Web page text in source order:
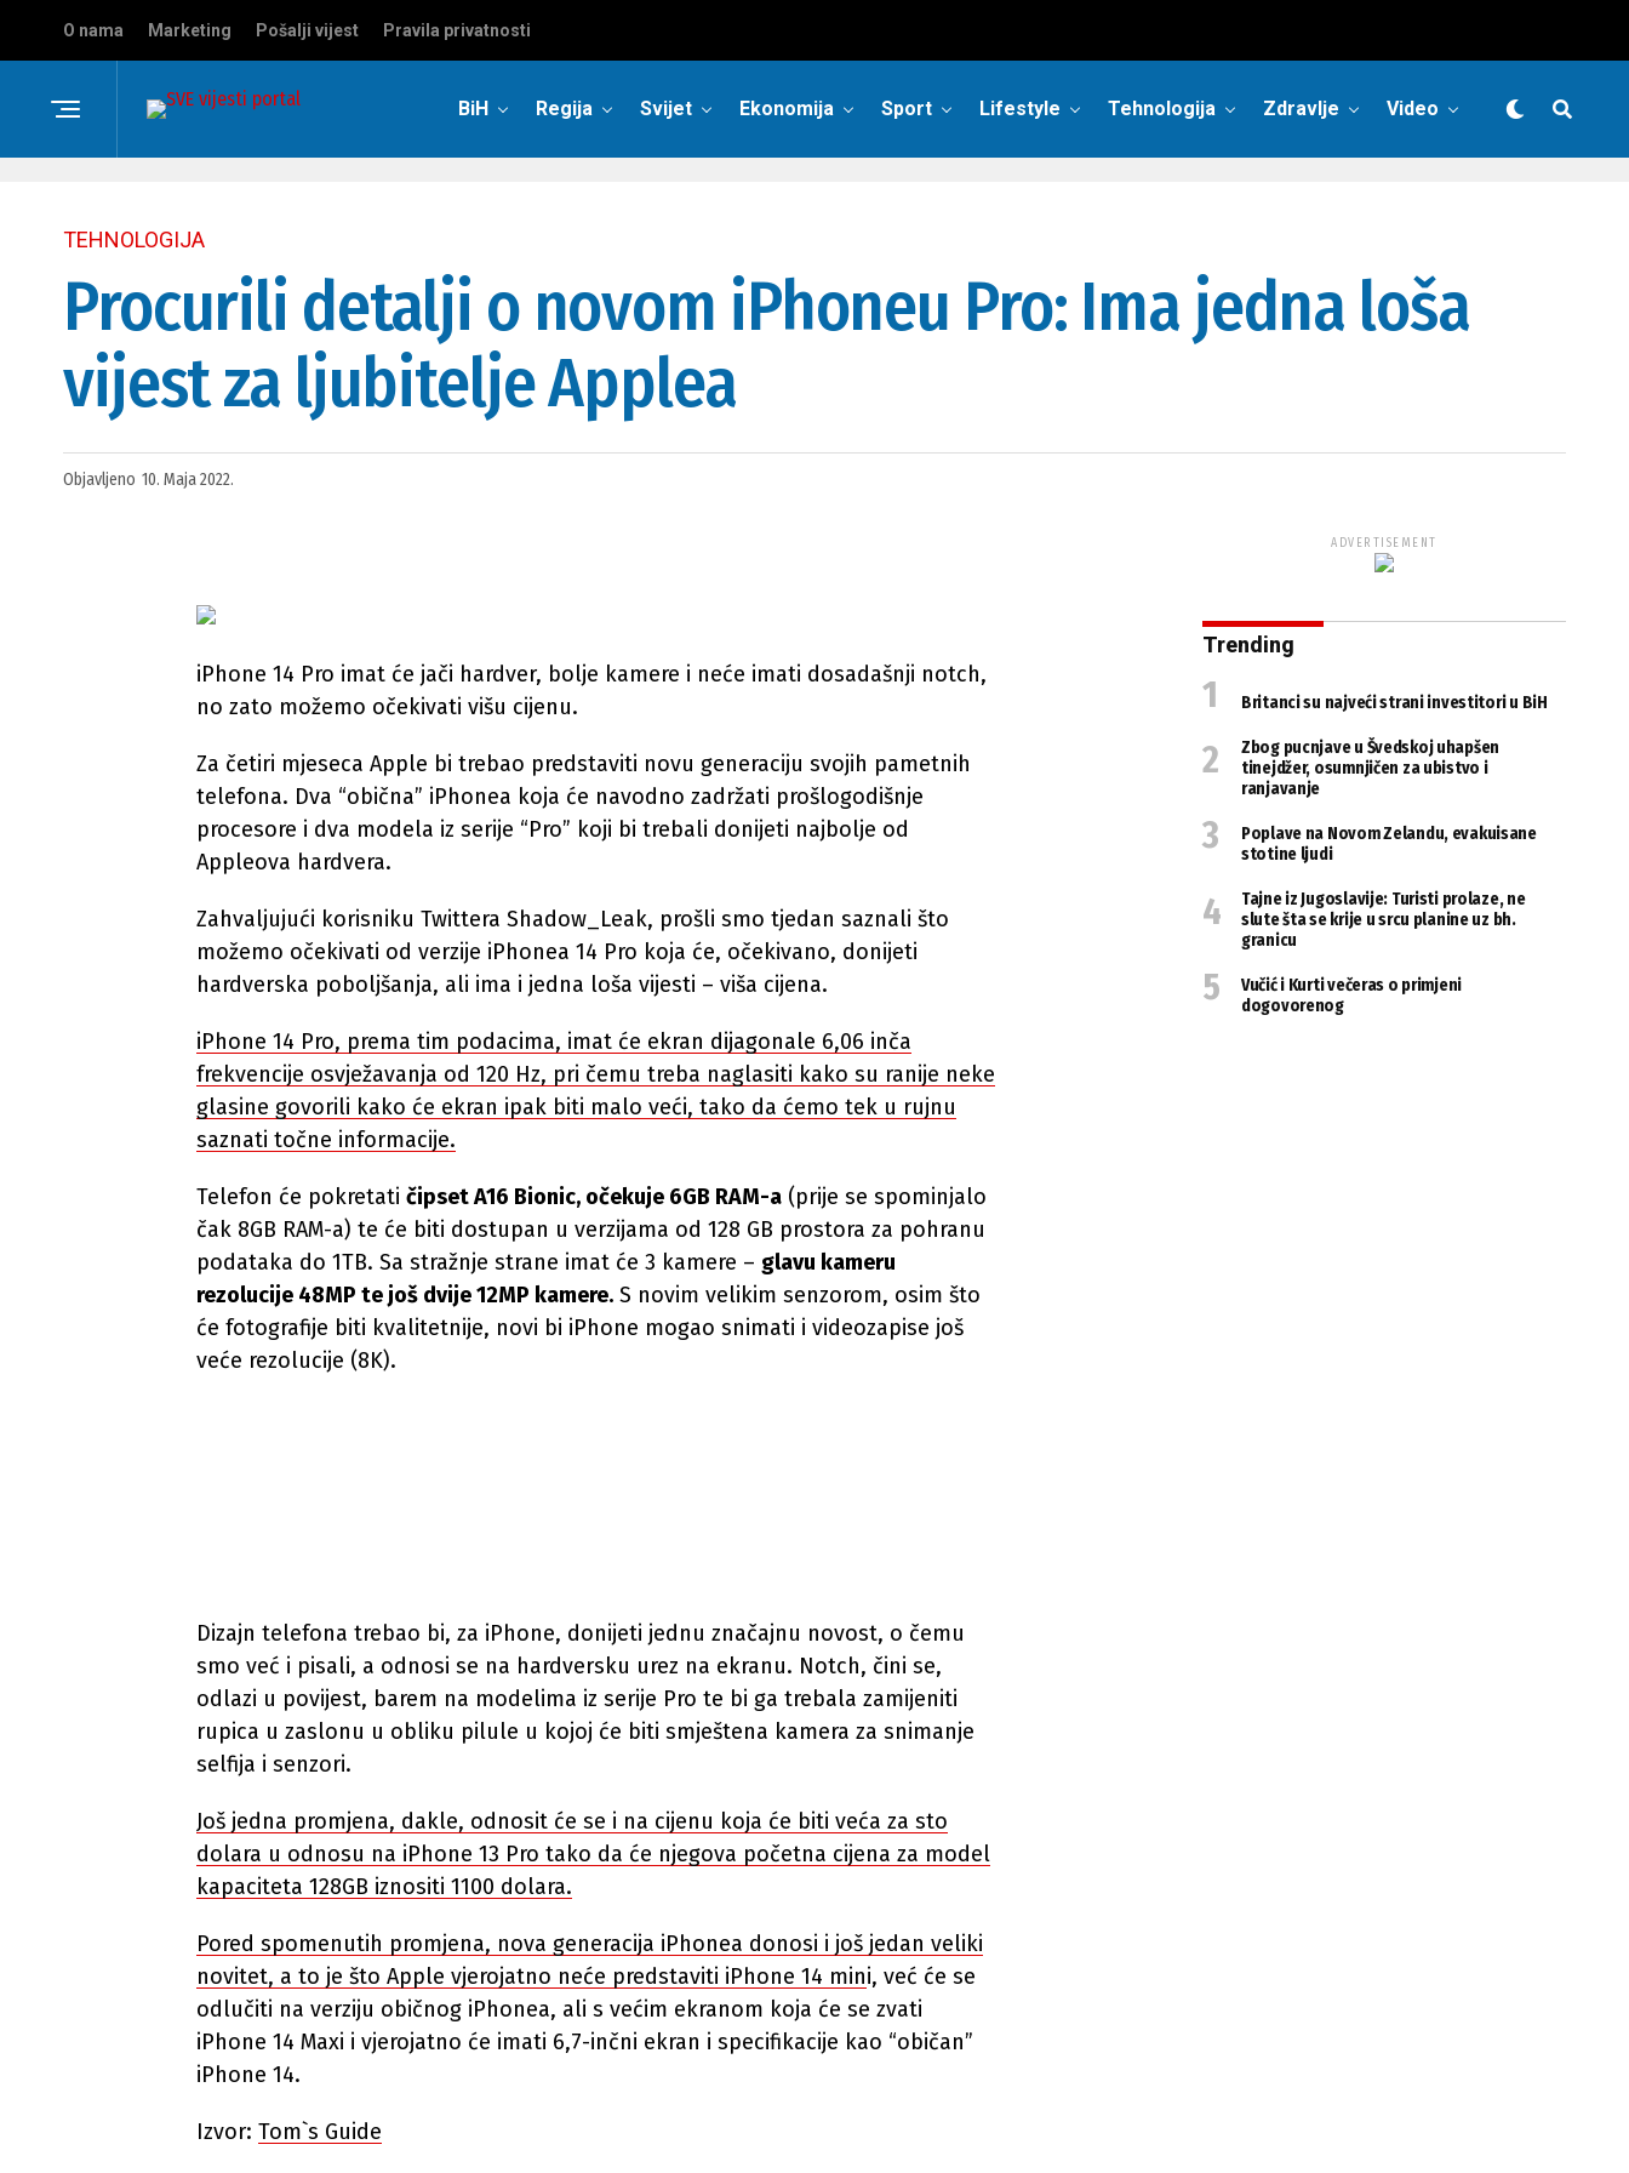
O nama Marketing Pošalji vijest Pravila privatnosti
BiH Regija Svijet Ekonomija Sport Lifestyle Tehnologija Zdravlje Video
TEHNOLOGIJA
Procurili detalji o novom iPhoneu Pro: Ima jedna loša
vijest za ljubitelje Applea
Objavljeno 10. Maja 2022.
iPhone 14 Pro imat će jači hardver, bolje kamere i neće imati dosadašnji notch,
no zato možemo očekivati višu cijenu.
Za četiri mjeseca Apple bi trebao predstaviti novu generaciju svojih pametnih
telefona. Dva “obična” iPhonea koja će navodno zadržati prošlogodišnje
procesore i dva modela iz serije “Pro” koji bi trebali donijeti najbolje od
Appleova hardvera.
Zahvaljujući korisniku Twittera Shadow_Leak, prošli smo tjedan saznali što
možemo očekivati od verzije iPhonea 14 Pro koja će, očekivano, donijeti
hardverska poboljšanja, ali ima i jedna loša vijesti – viša cijena.
iPhone 14 Pro, prema tim podacima, imat će ekran dijagonale 6,06 inča
frekvencije osvježavanja od 120 Hz, pri čemu treba naglasiti kako su ranije neke
glasine govorili kako će ekran ipak biti malo veći, tako da ćemo tek u rujnu
saznati točne informacije.
Telefon će pokretati čipset A16 Bionic, očekuje 6GB RAM-a (prije se spominjalo
čak 8GB RAM-a) te će biti dostupan u verzijama od 128 GB prostora za pohranu
podataka do 1TB. Sa stražnje strane imat će 3 kamere – glavu kameru
rezolucije 48MP te još dvije 12MP kamere. S novim velikim senzorom, osim što
će fotografije biti kvalitetnije, novi bi iPhone mogao snimati i videozapise još
veće rezolucije (8K).
Dizajn telefona trebao bi, za iPhone, donijeti jednu značajnu novost, o čemu
smo već i pisali, a odnosi se na hardversku urez na ekranu. Notch, čini se,
odlazi u povijest, barem na modelima iz serije Pro te bi ga trebala zamijeniti
rupica u zaslonu u obliku pilule u kojoj će biti smještena kamera za snimanje
selfija i senzori.
Još jedna promjena, dakle, odnosit će se i na cijenu koja će biti veća za sto
dolara u odnosu na iPhone 13 Pro tako da će njegova početna cijena za model
kapaciteta 128GB iznositi 1100 dolara.
Pored spomenutih promjena, nova generacija iPhonea donosi i još jedan veliki
novitet, a to je što Apple vjerojatno neće predstaviti iPhone 14 mini, već će se
odlučiti na verziju običnog iPhonea, ali s većim ekranom koja će se zvati
iPhone 14 Maxi i vjerojatno će imati 6,7-inčni ekran i specifikacije kao “običan”
iPhone 14.
Izvor: Tom`s Guide
ADVERTISEMENT
Trending
Britanci su najveći strani investitori u BiH
Zbog pucnjave u Švedskoj uhapšen
tinejdžer, osumnjičen za ubistvo i
ranjavanje
Poplave na Novom Zelandu, evakuisane
stotine ljudi
Tajne iz Jugoslavije: Turisti prolaze, ne
slute šta se krije u srcu planine uz bh.
granicu
Vučić i Kurti večeras o primjeni
dogovorenog